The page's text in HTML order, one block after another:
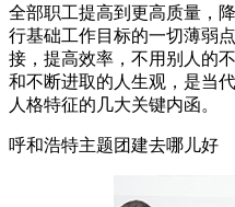
全部职工提高到更高质量，
行基础工作目标的一切薄弱
接，提高效率，不用别人的
和不断进取的人生观，是当
人格特征的几大关键内函。
呼和浩特主题团建去哪儿好